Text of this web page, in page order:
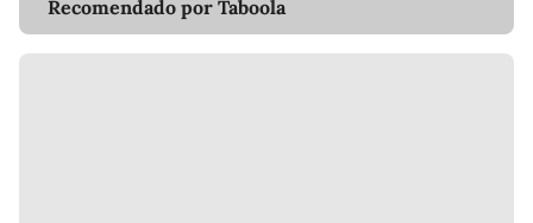
Recomendado por Taboola